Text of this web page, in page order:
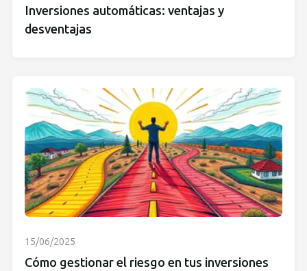
Inversiones automáticas: ventajas y
desventajas
15/06/2025
Cómo gestionar el riesgo en tus inversiones